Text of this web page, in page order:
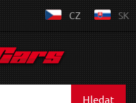
CZ SK
Hledat